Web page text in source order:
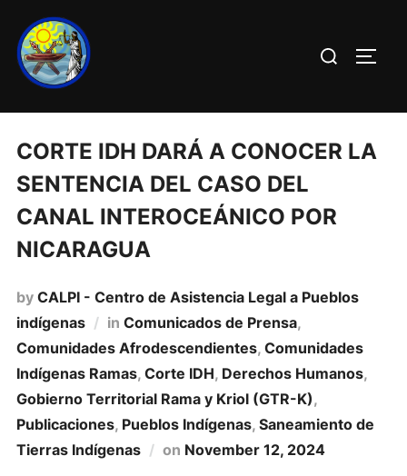
CORTE IDH DARÁ A CONOCER LA
SENTENCIA DEL CASO DEL
CANAL INTEROCEÁNICO POR
NICARAGUA
by CALPI - Centro de Asistencia Legal a Pueblos
indígenas
in Comunicados de Prensa,
Comunidades Afrodescendientes, Comunidades
Indígenas Ramas, Corte IDH, Derechos Humanos,
Gobierno Territorial Rama y Kriol (GTR-K),
Publicaciones, Pueblos Indígenas, Saneamiento de
Tierras Indí­genas
on November 12, 2024